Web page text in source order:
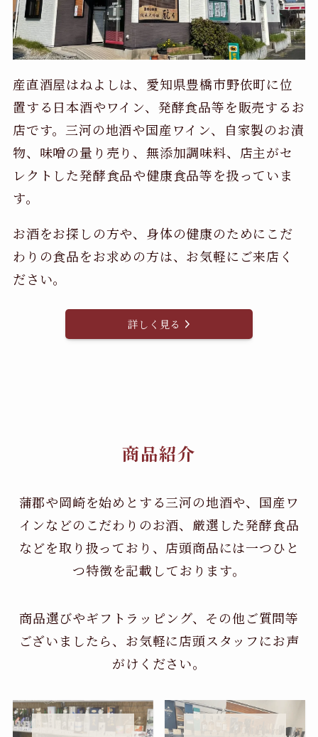
産直酒屋はねよしは、愛知県豊橋市野依町に位
置する日本酒やワイン、発酵食品等を販売するお
店です。三河の地酒や国産ワイン、自家製のお漬
物、味噌の量り売り、無添加調味料、店主がセ
レクトした発酵食品や健康食品等を扱っていま
す。
お酒をお探しの方や、身体の健康のためにこだ
わりの食品をお求めの方は、お気軽にご来店く
ださい。
詳しく見る
商品紹介
蒲郡や岡崎を始めとする三河の地酒や、国産ワ
インなどのこだわりのお酒、 厳選した発酵食品
などを取り扱っており、店頭商品には一つひと
つ特徴を記載しております。
商品選びやギフトラッピング、その他ご質問等
ございましたら、お気軽に店頭スタッフにお声
がけください。